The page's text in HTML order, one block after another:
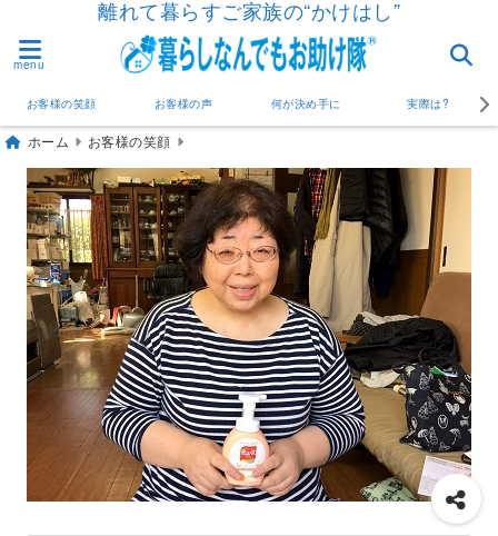
離れて暮らすご家族の“かけはし”
menu
お客様の笑顔 お客様の声 何が決め手に 実際は?
ホーム お客様の笑顔